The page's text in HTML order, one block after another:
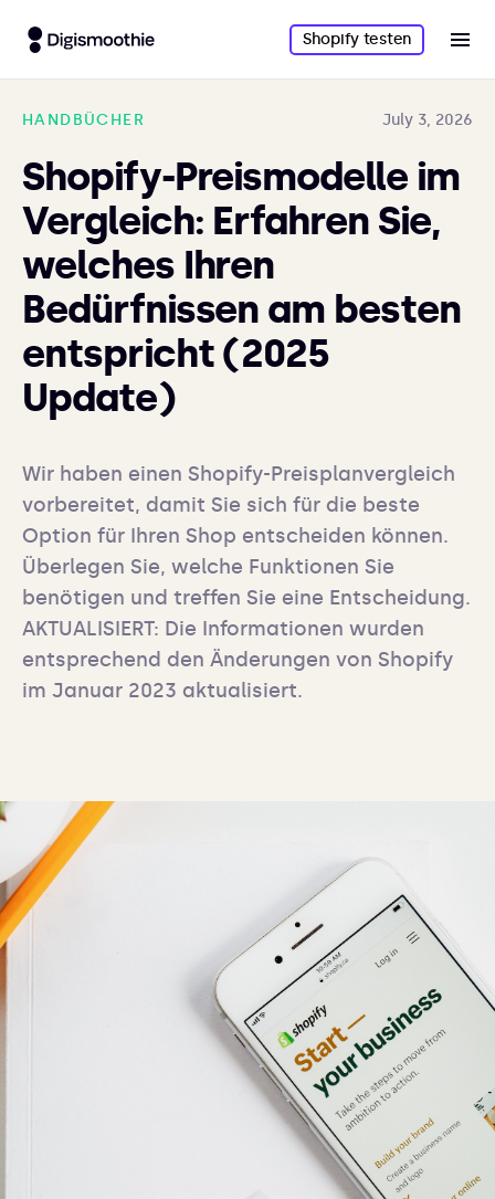
Shopify testen
HANDBÜCHER July 3, 2026
Shopify-Preismodelle im
Vergleich: Erfahren Sie,
welches Ihren
Bedürfnissen am besten
entspricht (2025
Update)
Wir haben einen Shopify-Preisplanvergleich
vorbereitet, damit Sie sich für die beste
Option für Ihren Shop entscheiden können.
Überlegen Sie, welche Funktionen Sie
benötigen und treffen Sie eine Entscheidung.
AKTUALISIERT: Die Informationen wurden
entsprechend den Änderungen von Shopify
im Januar 2023 aktualisiert.